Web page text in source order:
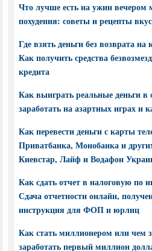
Что лучше есть на ужин
похудения: советы и рецепты
Где взять деньги без возврата
Как получить средства
кредита
Как выиграть реальные деньги
заработать на азартных играх и
Как перевести деньги с карты
Приватбанка, Монобанка и
Киевстар, Лайф и Водафон
Как сдать отчет в налоговую по
Сдача отчетности онлайн,
инструкция для ФОП и юрлиц
Как стать миллионером или чем
заработать первый миллион